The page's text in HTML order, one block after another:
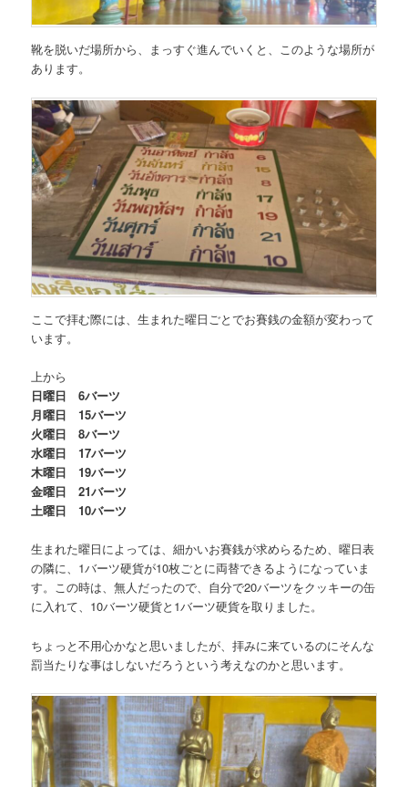
靴を脱いだ場所から、まっすぐ進んでいくと、このような場所が
あります。
ここで拝む際には、生まれた曜日ごとでお賽銭の金額が変わって
います。
上から
日曜日 6バーツ
月曜日 15バーツ
火曜日 8バーツ
水曜日 17バーツ
木曜日 19バーツ
金曜日 21バーツ
土曜日 10バーツ
生まれた曜日によっては、細かいお賽銭が求めらるため、曜日表
の隣に、1バーツ硬貨が10枚ごとに両替できるようになっていま
す。この時は、無人だったので、自分で20バーツをクッキーの缶
に入れて、10バーツ硬貨と1バーツ硬貨を取りました。
ちょっと不用心かなと思いましたが、拝みに来ているのにそんな
罰当たりな事はしないだろうという考えなのかと思います。